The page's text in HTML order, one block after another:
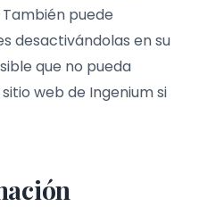
puede
desactivándolas en su
que no pueda
web de Ingenium si